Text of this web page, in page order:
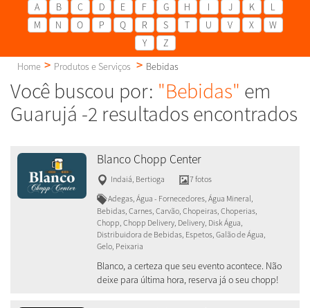
A B C D E F G H I J K
L
M
N O P Q R S T U V X
W
Y
Z
Home
Produtos e Serviços Bebidas
Você buscou por: "Bebidas" em
Guarujá -2 resultados encontrados
Blanco Chopp Center
Indaiá Bertioga
7 fotos
Adegas, Água - Fornecedores, Água Mineral,
Bebidas, Carnes, Carvão, Chopeiras, Choperias,
Chopp, Chopp Delivery, Delivery, Disk Água,
Distribuidora de Bebidas, Espetos, Galão de Água,
Gelo, Peixaria
Blanco, a certeza que seu evento acontece. Não
deixe para última hora, reserva já o seu chopp!